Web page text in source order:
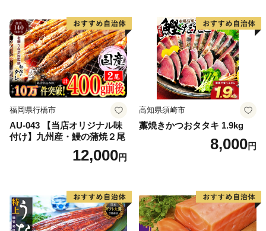
福岡県行橋市
AU-043 【当店オリジナル味
付け】九州産・鰻の蒲焼２尾
12,000円
高知県須崎市
藁焼きかつおタタキ 1.9kg
8,000円